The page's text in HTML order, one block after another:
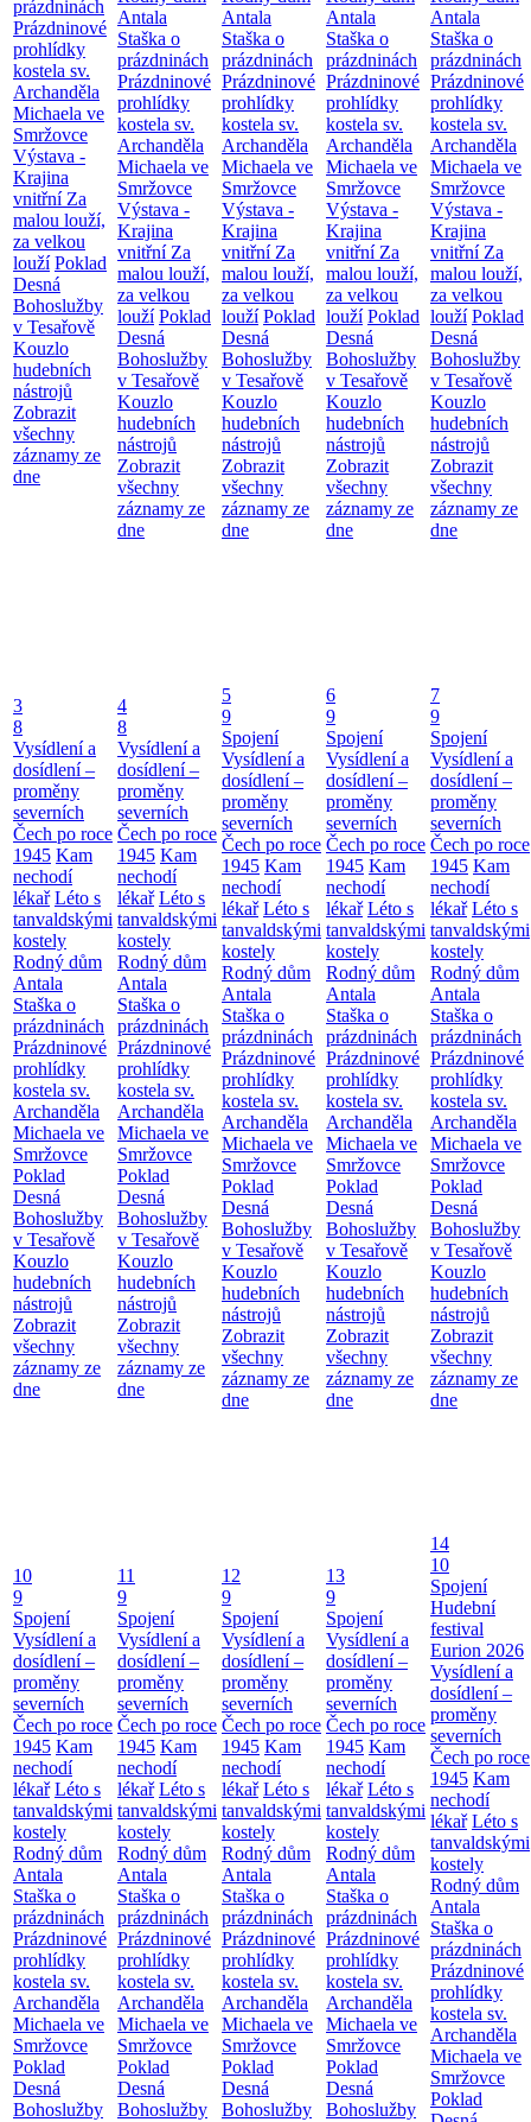
prázdninách
Prázdninové
prohlídky
kostela sv.
Archanděla
Michaela ve
Smržovce
Výstava -
Krajina
vnitřní Za
malou louží,
za velkou
louží Poklad
Desná
Bohoslužby
v Tesařově
Kouzlo
hudebních
nástrojů
Zobrazit
všechny
záznamy ze
dne
Antala
Staška o
prázdninách
Prázdninové
prohlídky
kostela sv.
Archanděla
Michaela ve
Smržovce
Výstava -
Krajina
vnitřní Za
malou louží,
za velkou
louží Poklad
Desná
Bohoslužby
v Tesařově
Kouzlo
hudebních
nástrojů
Zobrazit
všechny
záznamy ze
dne
Antala
Staška o
prázdninách
Prázdninové
prohlídky
kostela sv.
Archanděla
Michaela ve
Smržovce
Výstava -
Krajina
vnitřní Za
malou louží,
za velkou
louží Poklad
Desná
Bohoslužby
v Tesařově
Kouzlo
hudebních
nástrojů
Zobrazit
všechny
záznamy ze
dne
Antala
Staška o
prázdninách
Prázdninové
prohlídky
kostela sv.
Archanděla
Michaela ve
Smržovce
Výstava -
Krajina
vnitřní Za
malou louží,
za velkou
louží Poklad
Desná
Bohoslužby
v Tesařově
Kouzlo
hudebních
nástrojů
Zobrazit
všechny
záznamy ze
dne
Antala
Staška o
prázdninách
Prázdninové
prohlídky
kostela sv.
Archanděla
Michaela ve
Smržovce
Výstava -
Krajina
vnitřní Za
malou louží,
za velkou
louží Poklad
Desná
Bohoslužby
v Tesařově
Kouzlo
hudebních
nástrojů
Zobrazit
všechny
záznamy ze
dne
3
8
Vysídlení a
dosídlení –
proměny
severních
Čech po roce
1945 Kam
nechodí
lékař Léto s
tanvaldskými
kostely
Rodný dům
Antala
Staška o
prázdninách
Prázdninové
prohlídky
kostela sv.
Archanděla
Michaela ve
Smržovce
Poklad
Desná
Bohoslužby
v Tesařově
Kouzlo
hudebních
nástrojů
Zobrazit
všechny
záznamy ze
dne
4
8
Vysídlení a
dosídlení –
proměny
severních
Čech po roce
1945 Kam
nechodí
lékař Léto s
tanvaldskými
kostely
Rodný dům
Antala
Staška o
prázdninách
Prázdninové
prohlídky
kostela sv.
Archanděla
Michaela ve
Smržovce
Poklad
Desná
Bohoslužby
v Tesařově
Kouzlo
hudebních
nástrojů
Zobrazit
všechny
záznamy ze
dne
5
9
Spojení
Vysídlení a
dosídlení –
proměny
severních
Čech po roce
1945 Kam
nechodí
lékař Léto s
tanvaldskými
kostely
Rodný dům
Antala
Staška o
prázdninách
Prázdninové
prohlídky
kostela sv.
Archanděla
Michaela ve
Smržovce
Poklad
Desná
Bohoslužby
v Tesařově
Kouzlo
hudebních
nástrojů
Zobrazit
všechny
záznamy ze
dne
6
9
Spojení
Vysídlení a
dosídlení –
proměny
severních
Čech po roce
1945 Kam
nechodí
lékař Léto s
tanvaldskými
kostely
Rodný dům
Antala
Staška o
prázdninách
Prázdninové
prohlídky
kostela sv.
Archanděla
Michaela ve
Smržovce
Poklad
Desná
Bohoslužby
v Tesařově
Kouzlo
hudebních
nástrojů
Zobrazit
všechny
záznamy ze
dne
7
9
Spojení
Vysídlení a
dosídlení –
proměny
severních
Čech po roce
1945 Kam
nechodí
lékař Léto s
tanvaldskými
kostely
Rodný dům
Antala
Staška o
prázdninách
Prázdninové
prohlídky
kostela sv.
Archanděla
Michaela ve
Smržovce
Poklad
Desná
Bohoslužby
v Tesařově
Kouzlo
hudebních
nástrojů
Zobrazit
všechny
záznamy ze
dne
10
9
Spojení
Vysídlení a
dosídlení –
proměny
severních
Čech po roce
1945 Kam
nechodí
lékař Léto s
tanvaldskými
kostely
Rodný dům
Antala
Staška o
prázdninách
Prázdninové
prohlídky
kostela sv.
Archanděla
Michaela ve
Smržovce
Poklad
Desná
Bohoslužby
11
9
Spojení
Vysídlení a
dosídlení –
proměny
severních
Čech po roce
1945 Kam
nechodí
lékař Léto s
tanvaldskými
kostely
Rodný dům
Antala
Staška o
prázdninách
Prázdninové
prohlídky
kostela sv.
Archanděla
Michaela ve
Smržovce
Poklad
Desná
Bohoslužby
12
9
Spojení
Vysídlení a
dosídlení –
proměny
severních
Čech po roce
1945 Kam
nechodí
lékař Léto s
tanvaldskými
kostely
Rodný dům
Antala
Staška o
prázdninách
Prázdninové
prohlídky
kostela sv.
Archanděla
Michaela ve
Smržovce
Poklad
Desná
Bohoslužby
13
9
Spojení
Vysídlení a
dosídlení –
proměny
severních
Čech po roce
1945 Kam
nechodí
lékař Léto s
tanvaldskými
kostely
Rodný dům
Antala
Staška o
prázdninách
Prázdninové
prohlídky
kostela sv.
Archanděla
Michaela ve
Smržovce
Poklad
Desná
Bohoslužby
14
10
Spojení
Hudební
festival
Eurion 2026
Vysídlení a
dosídlení –
proměny
severních
Čech po roce
1945 Kam
nechodí
lékař Léto s
tanvaldskými
kostely
Rodný dům
Antala
Staška o
prázdninách
Prázdninové
prohlídky
kostela sv.
Archanděla
Michaela ve
Smržovce
Poklad